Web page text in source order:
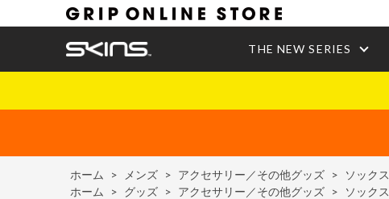
THE NEW SERIES
ホーム > メンズ > アクセサリー／その他グッズ > ソックス
ホーム
> グッズ > アクセサリー／その他グッズ > ソックス